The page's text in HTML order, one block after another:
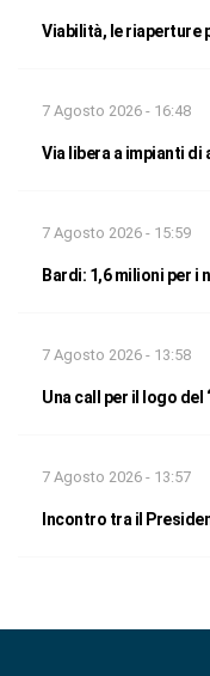
Viabilità, le riaperture
7 Agosto 2026 - 16:48
Via libera a impianti di
7 Agosto 2026 - 15:59
Bardi: 1,6 milioni per i
7 Agosto 2026 - 13:58
Una call per il logo
7 Agosto 2026 - 13:57
Incontro tra il